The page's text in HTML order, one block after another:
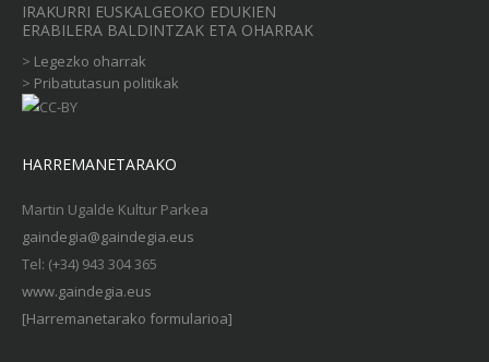
IRAKURRI EUSKALGEOKO EDUKIEN
ERABILERA BALDINTZAK ETA OHARRAK
> Legezko oharrak
> Pribatutasun politikak
HARREMANETARAKO
Martin Ugalde Kultur Parkea
gaindegia@gaindegia.eus
Tel: (+34) 943 304 365
www.gaindegia.eus
[Harremanetarako formularioa]